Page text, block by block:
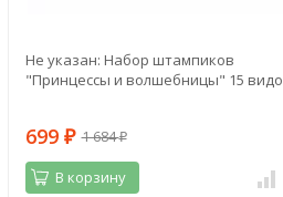
Не указан: Набор штампиков
"Принцессы и волшебницы" 15
699 ₽ 1 684₽
В корзину